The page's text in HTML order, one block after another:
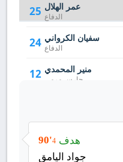
25 عمر الهلال
الدفاع
24 سفيان الكرواني
الدفاع
12 منير المحمدي
حارس مرمى
90'4 هدف
جواد اليامق